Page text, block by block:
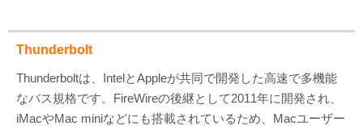
Thunderbolt
Thunderboltは、IntelとAppleが共同で開発した高速で多機能
なバス規格です。FireWireの後継として2011年に開発され、
iMacやMac miniなどにも搭載されているため、Macユーザー